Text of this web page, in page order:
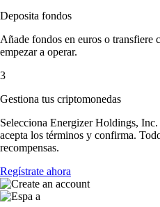
Deposita fondos
Añade fondos en euros o transfiere
empezar a operar.
3
Gestiona tus criptomonedas
Selecciona Energizer Holdings, Inc.
acepta los términos y confirma.
recompensas.
Regístrate ahora